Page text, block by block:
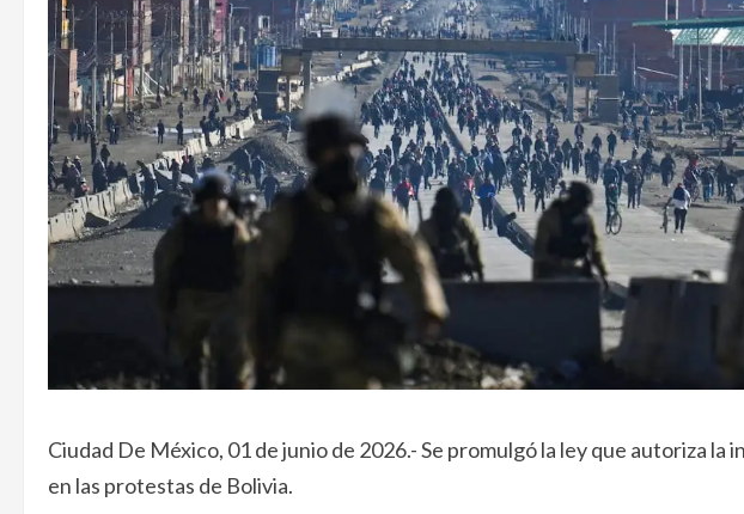
Ciudad De México, 01 de junio de 2026.- Se promulgó la ley que autoriza la
en las protestas de Bolivia.